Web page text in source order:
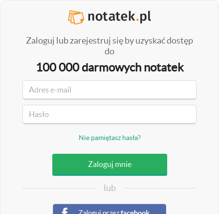
Zaloguj lub zarejestruj się by uzyskać dostęp
do
100 000 darmowych notatek
Nie pamiętasz hasła?
lub